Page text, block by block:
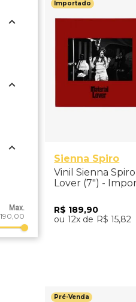
Importado
Sienna Spiro
Vinil Sienna
Lover (7") -
R$ 189,90
12
R$ 15,82
Pré-Venda